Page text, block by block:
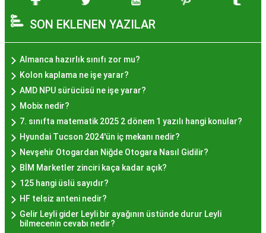
hazırlanan ve lezzetiyle damaklarda unutulmaz
izler bırakan bir tatlıdır. İstanbul'da popüler
olmasının arkasında bu eşsiz lezzetin herkesi
cezbetmesi ve geleneksel dokunuşlarla
hazırlanması yatmaktadır.
Hayır Lokması İstanbul'da
Nerede Bulunur?
İstanbul genelinde birçok yerel işletme ve
pastane, hayır lokması sunmaktadır. Geleneksel
tatları sevenler için Sultanahmet, Eminönü, ve
Eyüp gibi tarihi semtlerdeki lokantalarda Hayır
Lokması deneyimi daha da özel olabilir. Ayrıca,
Beyoğlu, Kadıköy, ve Beşiktaş gibi modern
SON EKLENEN YAZILAR
Almanca hazırlık sınıfı zor mu?
Kolon kaplama ne işe yarar?
AMD NPU sürücüsü ne işe yarar?
Mobix nedir?
7. sınıfta matematik 2025 2 dönem 1 yazılı hangi konular?
Hyundai Tucson 2024'ün iç mekanı nedir?
Nevşehir Otogardan Niğde Otogara Nasıl Gidilir?
BİM Marketler zinciri kaça kadar açık?
125 hangi üslü sayıdır?
HF telsiz anteni nedir?
Gelir Leyli gider Leyli bir ayağının üstünde durur Leyli
bilmecenin cevabı nedir?